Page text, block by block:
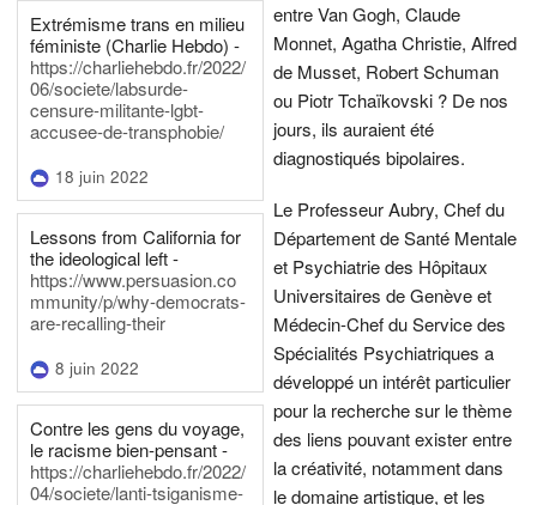
Extrémisme trans en milieu
féministe (Charlie Hebdo) -
https://charliehebdo.fr/2022/
06/societe/labsurde-
censure-militante-lgbt-
accusee-de-transphobie/
18 juin 2022
Lessons from California for
the ideological left -
https://www.persuasion.co
mmunity/p/why-democrats-
are-recalling-their
8 juin 2022
Contre les gens du voyage,
le racisme bien-pensant -
https://charliehebdo.fr/2022/
04/societe/lanti-tsiganisme-
entre Van Gogh, Claude
Monnet, Agatha Christie, Alfred
de Musset, Robert Schuman
ou Piotr Tchaïkovski ? De nos
jours, ils auraient été
diagnostiqués bipolaires.
Le Professeur Aubry, Chef du
Département de Santé Mentale
et Psychiatrie des Hôpitaux
Universitaires de Genève et
Médecin-Chef du Service des
Spécialités Psychiatriques a
développé un intérêt particulier
pour la recherche sur le thème
des liens pouvant exister entre
la créativité, notamment dans
le domaine artistique, et les